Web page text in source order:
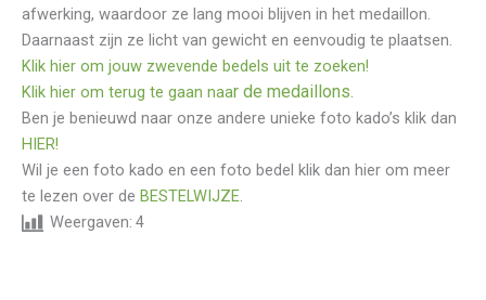
afwerking, waardoor ze lang mooi blijven in het medaillon.
Daarnaast zijn ze licht van gewicht en eenvoudig te plaatsen.
Klik hier om jouw zwevende bedels uit te zoeken!
Klik hier om terug te gaan naar de medaillons.
Ben je benieuwd naar onze andere unieke foto kado’s klik dan
HIER!
Wil je een foto kado en een foto bedel klik dan hier om meer
te lezen over de BESTELWIJZE.
Weergaven: 4